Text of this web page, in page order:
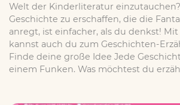
Welt der Kinderliteratur
Geschichte zu erschaffen, die die
anregt, ist einfacher, als du denkst!
kannst auch du zum Geschichten-
Finde deine große Idee Jede
einem Funken. Was möchtest du